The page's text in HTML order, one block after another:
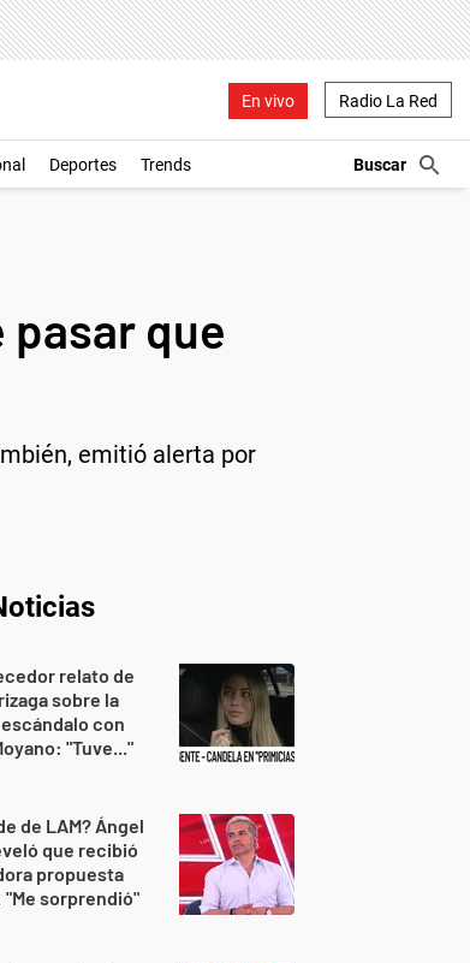
En vivo Radio La Red
Deportes Trends
pasar que
emitió alerta por
relato de
sobre la
con
"Tuve..."
de LAM? Ángel
que recibió
propuesta
sorprendió"